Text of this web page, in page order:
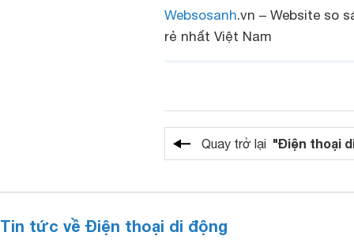
Websosanh.vn – Website so
rẻ nhất Việt Nam
Quay trở lại "Điện thoại
Tin tức về Điện thoại di động